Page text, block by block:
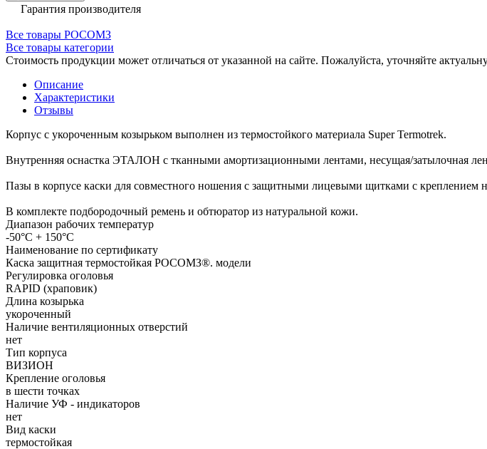
Гарантия производителя
Все товары РОСОМЗ
Все товары категории
Стоимость продукции может отличаться от указанной на сайте. Пожалуйста, уточняйте
Описание
Характеристики
Отзывы
Корпус с укороченным козырьком выполнен из термостойкого материала Super Termotrek.
Внутренняя оснастка ЭТАЛОН с тканными амортизационными лентами, несущая/затылочная
Пазы в корпусе каски для совместного ношения с защитными лицевыми щитками с
В комплекте подбородочный ремень и обтюратор из натуральной кожи.
Диапазон рабочих температур
-50°C + 150°C
Наименование по сертификату
Каска защитная термостойкая РОСОМЗ®. модели
Регулировка оголовья
RAPID (храповик)
Длина козырька
укороченный
Наличие вентиляционных отверстий
нет
Тип корпуса
ВИЗИОН
Крепление оголовья
в шести точках
Наличие УФ - индикаторов
нет
Вид каски
термостойкая